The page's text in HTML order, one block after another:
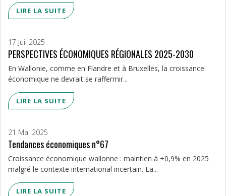
LIRE LA SUITE
17 Juil 2025
PERSPECTIVES ÉCONOMIQUES RÉGIONALES 2025-2030
En Wallonie, comme en Flandre et à Bruxelles, la croissance
économique ne devrait se raffermir...
LIRE LA SUITE
21 Mai 2025
Tendances économiques n°67
Croissance économique wallonne : maintien à +0,9% en 2025
malgré le contexte international incertain. La...
LIRE LA SUITE